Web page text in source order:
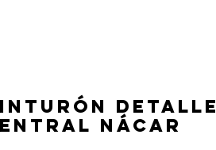
detalle
nácar